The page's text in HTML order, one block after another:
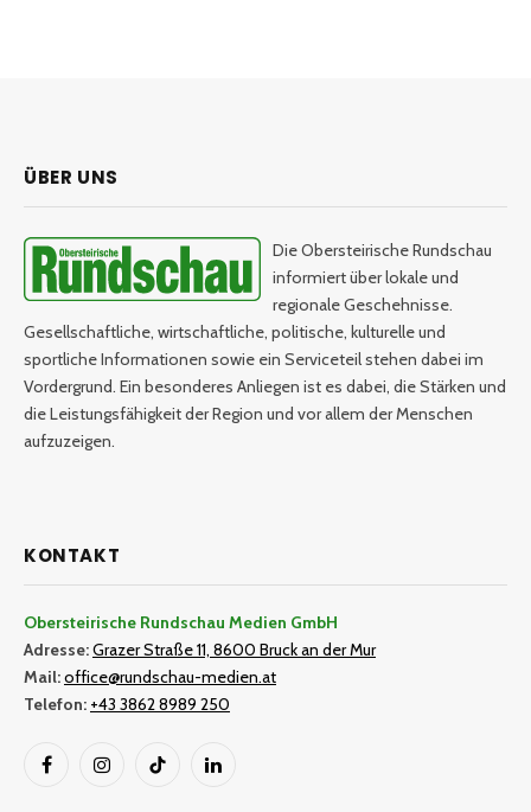
ÜBER UNS
Die Obersteirische Rundschau
informiert über lokale und
regionale Geschehnisse.
Gesellschaftliche, wirtschaftliche, politische, kulturelle und
sportliche Informationen sowie ein Serviceteil stehen dabei im
Vordergrund. Ein besonderes Anliegen ist es dabei, die Stärken und
die Leistungsfähigkeit der Region und vor allem der Menschen
aufzuzeigen.
KONTAKT
Obersteirische Rundschau Medien GmbH
Adresse:Grazer Straße 11, 8600 Bruck an der Mur
Mail:office@rundschau-medien.at
Telefon: +43 3862 8989 250
FacebookInstagramTikTok LinkedIn